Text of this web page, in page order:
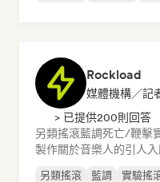
Rockload
媒體機構／記
> 已提供200則回答
另類搖滾藍調死亡/鞭擊
製作關於音樂人的引人
另類搖滾 藍調 實驗搖